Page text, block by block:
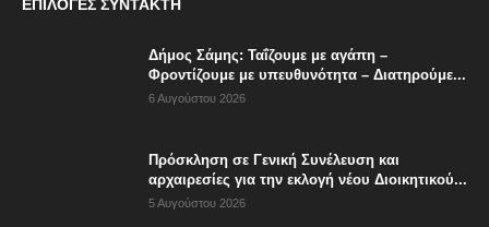
ΕΠΙΛΟΓΈΣ ΣΥΝΤΆΚΤΗ
Δήμος Σάμης: Ταΐζουμε με αγάπη –
Φροντίζουμε με υπευθυνότητα – Διατηρούμε...
6 Αυγούστου 2026
Πρόσκληση σε Γενική Συνέλευση και
αρχαιρεσίες για την εκλογή νέου Διοικητικού...
5 Αυγούστου 2026